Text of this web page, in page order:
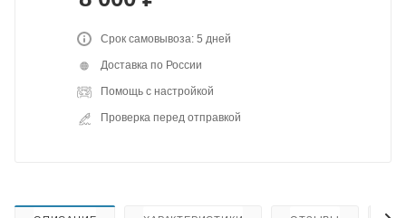
Срок самовывоза: 5 дней
Доставка по России
Помощь с настройкой
Проверка перед отправкой